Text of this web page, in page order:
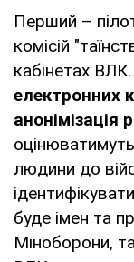
Перший –
комісій
кабінетах
електронних
анонімізація
людини до
буде імен та
Міноборони,